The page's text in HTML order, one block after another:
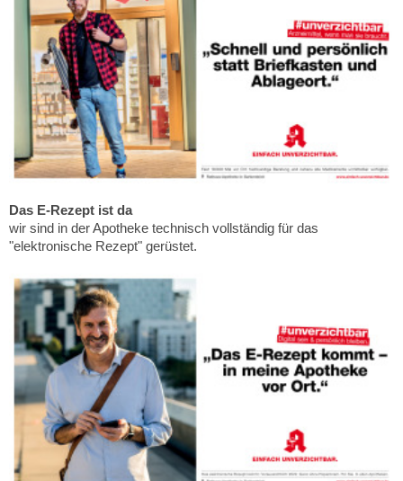
Das E-Rezept ist da
wir sind in der Apotheke technisch vollständig für das
"elektronische Rezept" gerüstet.